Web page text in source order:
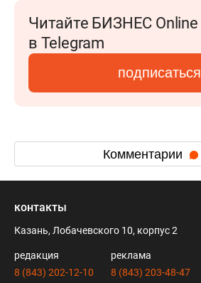
Читайте БИЗНЕС Online
в Telegram
подписаться
Комментарии
контакты
Казань, Лобачевского 10, корпус 2
редакция
8 (843) 202-12-10
реклама
8 (843) 203-48-47